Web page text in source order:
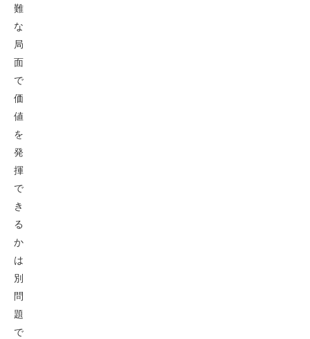
難
な
局
面
で
価
値
を
発
揮
で
き
る
か
は
別
問
題
で